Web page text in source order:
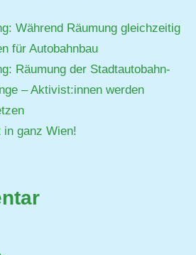
Während Räumung gleichzeitig
für Autobahnbau
Räumung der Stadtautobahn-
– Aktivist:innen werden
in ganz Wien!